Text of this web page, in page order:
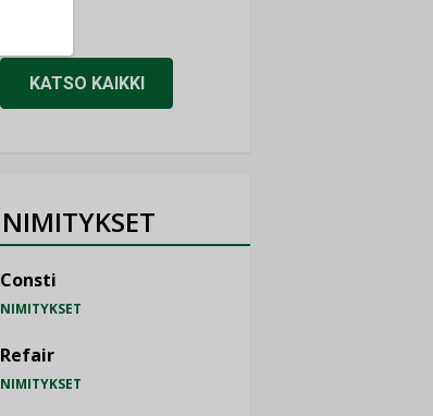
KATSO KAIKKI
NIMITYKSET
Consti
NIMITYKSET
Refair
NIMITYKSET